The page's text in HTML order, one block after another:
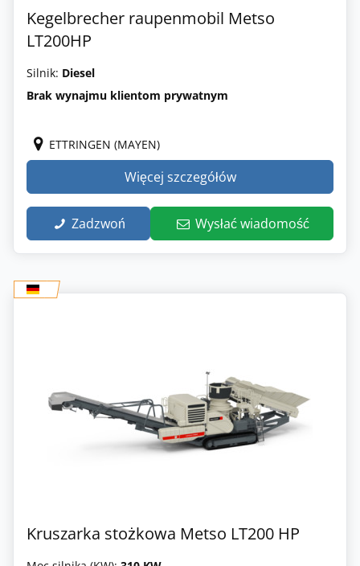
Kegelbrecher raupenmobil Metso
LT200HP
Silnik: Diesel
Brak wynajmu klientom prywatnym
ETTRINGEN (MAYEN)
Więcej szczegółów
Zadzwoń Wysłać wiadomość
Kruszarka stożkowa Metso LT200 HP